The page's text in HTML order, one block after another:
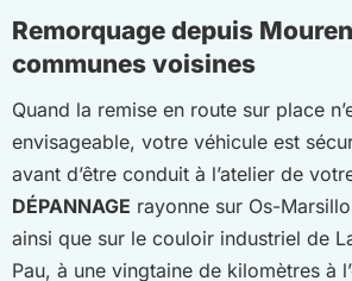
Remorquage depuis
communes voisines
Quand la remise en route sur place
envisageable, votre véhicule est
avant d’être conduit à l’atelier de
DÉPANNAGE rayonne sur Os-
ainsi que sur le couloir industriel de
Pau, à une vingtaine de kilomètres à